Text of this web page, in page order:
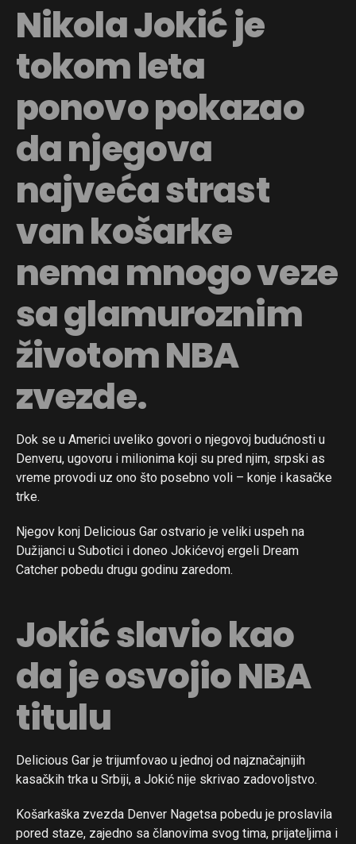
Nikola Jokić je
tokom leta
ponovo pokazao
da njegova
najveća strast
van košarke
nema mnogo veze
sa glamuroznim
životom NBA
zvezde.
Dok se u Americi uveliko govori o njegovoj budućnosti u
Denveru, ugovoru i milionima koji su pred njim, srpski as
vreme provodi uz ono što posebno voli – konje i kasačke
trke.
Njegov konj Delicious Gar ostvario je veliki uspeh na
Dužijanci u Subotici i doneo Jokićevoj ergeli Dream
Catcher pobedu drugu godinu zaredom.
Jokić slavio kao
da je osvojio NBA
titulu
Delicious Gar je trijumfovao u jednoj od najznačajnijih
kasačkih trka u Srbiji, a Jokić nije skrivao zadovoljstvo.
Košarkaška zvezda Denver Nagetsa pobedu je proslavila
pored staze, zajedno sa članovima svog tima, prijateljima i